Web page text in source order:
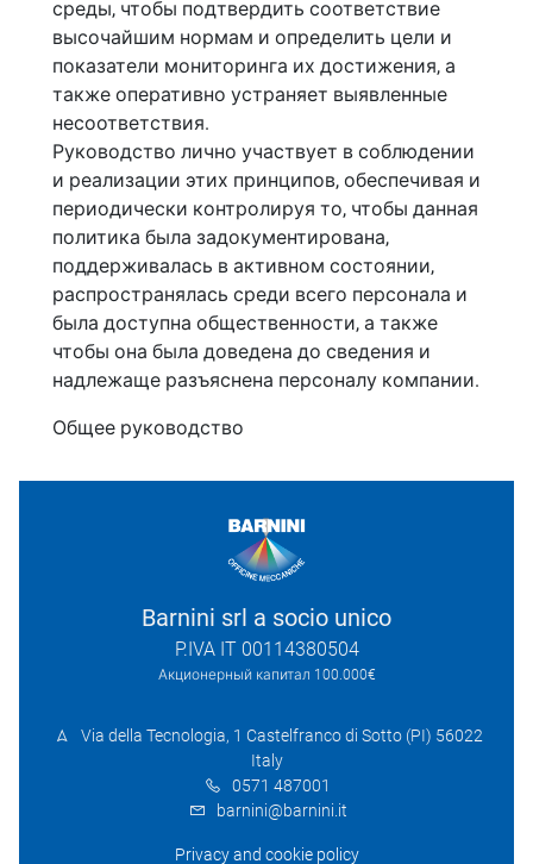
среды, чтобы подтвердить соответствие
высочайшим нормам и определить цели и
показатели мониторинга их достижения, а
также оперативно устраняет выявленные
несоответствия.
Руководство лично участвует в соблюдении
и реализации этих принципов, обеспечивая и
периодически контролируя то, чтобы данная
политика была задокументирована,
поддерживалась в активном состоянии,
распространялась среди всего персонала и
была доступна общественности, а также
чтобы она была доведена до сведения и
надлежаще разъяснена персоналу компании.
Общее руководство
Barnini srl a socio unico
P.IVA IT 00114380504
Акционерный капитал 100.000€
Via della Tecnologia, 1 Castelfranco di Sotto (PI) 56022
Italy
0571 487001
barnini@barnini.it
Privacy and cookie policy